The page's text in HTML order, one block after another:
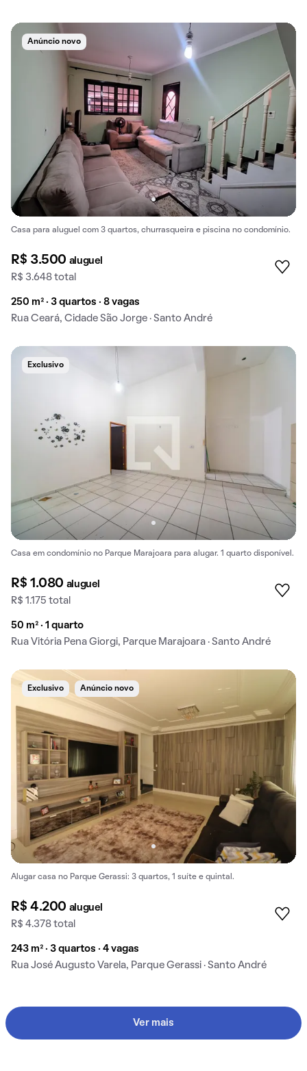
Anúncio novo
Casa para aluguel com 3 quartos, churrasqueira e piscina no condomínio.
R$ 3.500 aluguel
R$ 3.648 total
250 m² · 3 quartos · 8 vagas
Rua Ceará, Cidade São Jorge · Santo André
Exclusivo
Casa em condomínio no Parque Marajoara para alugar. 1 quarto disponível.
R$ 1.080 aluguel
R$ 1.175 total
50 m² · 1 quarto
Rua Vitória Pena Giorgi, Parque Marajoara · Santo André
Exclusivo Anúncio novo
Alugar casa no Parque Gerassi: 3 quartos, 1 suíte e quintal.
R$ 4.200 aluguel
R$ 4.378 total
243 m² · 3 quartos · 4 vagas
Rua José Augusto Varela, Parque Gerassi · Santo André
Ver mais